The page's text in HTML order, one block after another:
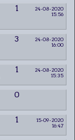
1
24-08-2020
15:56
3
24-08-2020
16:00
1
24-08-2020
15:35
0
1
15-09-2020
16:47